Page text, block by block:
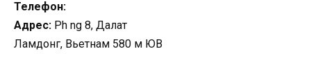
Телефон:
Адрес: Ph ng 8, Далат
Ламдонг, Вьетнам 580 м ЮВ